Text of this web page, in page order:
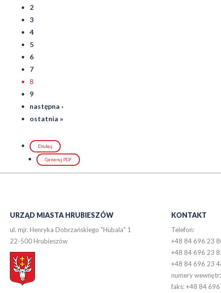
2
3
4
5
6
7
8
9
następna ›
ostatnia »
Drukuj
Generuj PDF
URZĄD MIASTA HRUBIESZÓW
ul. mjr. Henryka Dobrzańskiego "Hubala" 1
22-500 Hrubieszów
KONTAKT
Telefon:
+48 84 696 23
+48 84 696 23
+48 84 696 23
numery
faks: +48 84